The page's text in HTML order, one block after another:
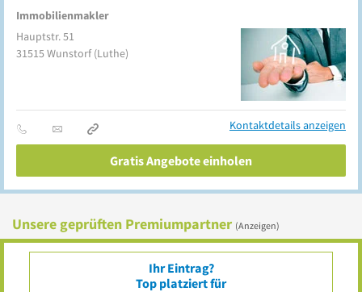
Immobilienmakler
Hauptstr. 51
31515Wunstorf (Luthe)
Kontaktdetails anzeigen
Gratis Angebote einholen
Unsere geprüften Premiumpartner (Anzeigen)
Ihr Eintrag?
Top platziert für